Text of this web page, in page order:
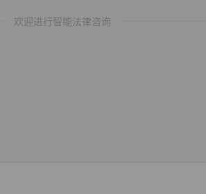
欢迎进行智能法律咨询